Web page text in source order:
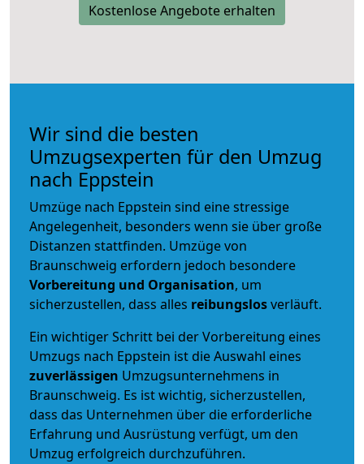
Kostenlose Angebote erhalten
Wir sind die besten
Umzugsexperten für den Umzug
nach Eppstein
Umzüge nach Eppstein sind eine stressige
Angelegenheit, besonders wenn sie über große
Distanzen stattfinden. Umzüge von
Braunschweig erfordern jedoch besondere
Vorbereitung und Organisation, um
sicherzustellen, dass alles reibungslosverläuft.
Ein wichtiger Schritt bei der Vorbereitung eines
Umzugs nach Eppstein ist die Auswahl eines
zuverlässigen Umzugsunternehmens in
Braunschweig. Es ist wichtig, sicherzustellen,
dass das Unternehmen über die erforderliche
Erfahrung und Ausrüstung verfügt, um den
Umzug erfolgreich durchzuführen.